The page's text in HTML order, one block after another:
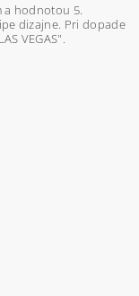
a hodnotou 5.
dizajne. Pri dopade
VEGAS".